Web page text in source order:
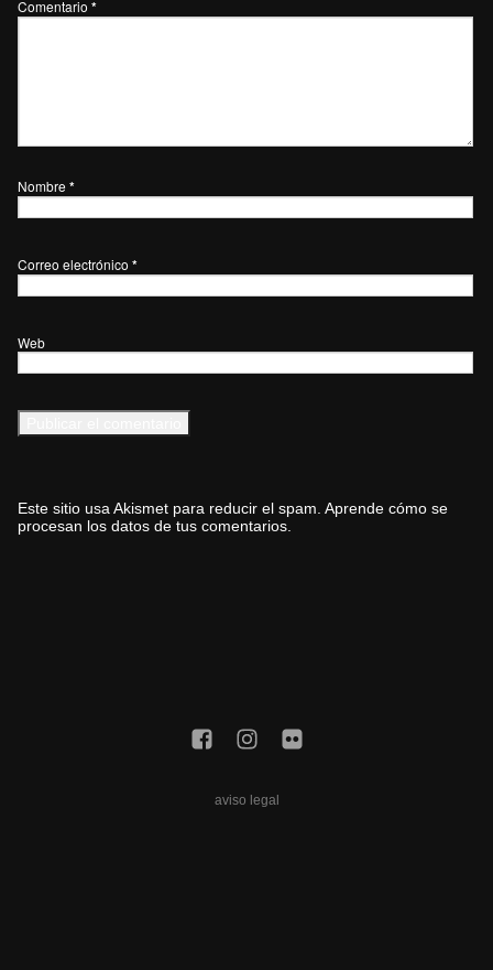
Comentario *
Nombre *
Correo electrónico *
Web
Este sitio usa Akismet para reducir el spam. Aprende cómo se
procesan los datos de tus comentarios.
aviso legal